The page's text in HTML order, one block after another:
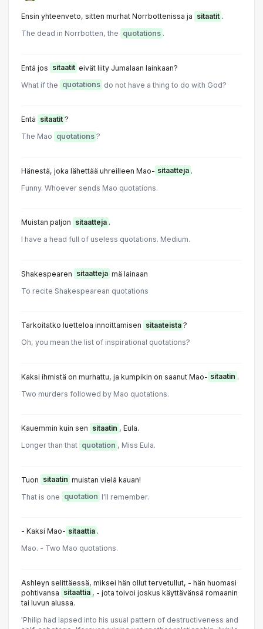
Ensin yhteenveto, sitten murhat Norrbottenissa ja sitaatit .
The dead in Norrbotten, the quotations .
Entä jos sitaatit eivät liity Jumalaan lainkaan?
What if the quotations do not have a thing to do with God?
Entä sitaatit ?
The Mao quotations ?
Hänestä, joka lähettää uhreilleen Mao- sitaatteja .
Funny. Whoever sends Mao quotations.
Muistan paljon sitaatteja .
l have a head full of useless quotations. Medium.
Shakespearen sitaatteja mä lainaan
To recite Shakespearean quotations
Tarkoitatko luetteloa innoittamisen sitaateista ?
Oh, you mean the list of inspirational quotations?
Kaksi ihmistä on murhattu, ja kumpikin on saanut Mao- sitaatin .
Two murders followed by Mao quotations.
Kauemmin kuin sen sitaatin , Eula.
Longer than that quotation , Miss Eula.
Tuon sitaatin muistan vielä kauan!
That is one quotation I'll remember.
- Kaksi Mao- sitaattia .
Mao. - Two Mao quotations.
Ashleyn selittäessä, miksei hän ollut tervetullut, - hän huomasi
pohtivansa sitaattia , - jota toivoi joskus käyttävänsä romaanin
tai luvun alussa.
'Philip had lapsed into his usual pattern of destructiveness and